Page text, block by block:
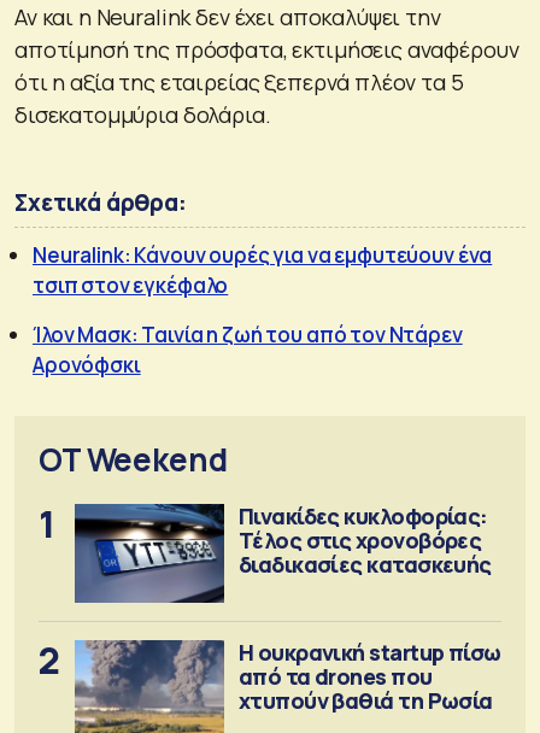
Αν και η Neuralink δεν έχει αποκαλύψει την
αποτίμησή της πρόσφατα, εκτιμήσεις αναφέρουν
ότι η αξία της εταιρείας ξεπερνά πλέον τα 5
δισεκατομμύρια δολάρια.
Σχετικά άρθρα:
Neuralink: Κάνουν ουρές για να εμφυτεύουν ένα
τσιπ στον εγκέφαλο
Ίλον Μασκ: Ταινία η ζωή του από τον Ντάρεν
Αρονόφσκι
OT Weekend
1
Πινακίδες κυκλοφορίας:
Τέλος στις χρονοβόρες
διαδικασίες κατασκευής
2
Η ουκρανική startup πίσω
από τα drones που
χτυπούν βαθιά τη Ρωσία